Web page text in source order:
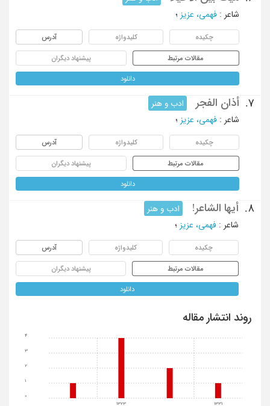
شاعر : فهمی، عزیز ؛
چکیده کلیدواژه آدرس
مقالات مرتبط پیشنهاد دیگران
دانلود
7. أذان الفجر
ادب و هنر
شاعر : فهمی، عزیز ؛
چکیده کلیدواژه آدرس
مقالات مرتبط پیشنهاد دیگران
دانلود
8. أیها الشاعر!
ادب و هنر
شاعر : فهمی، عزیز ؛
چکیده کلیدواژه آدرس
مقالات مرتبط پیشنهاد دیگران
دانلود
روند انتشار مقاله
1323 1331
0
1
2
3
4